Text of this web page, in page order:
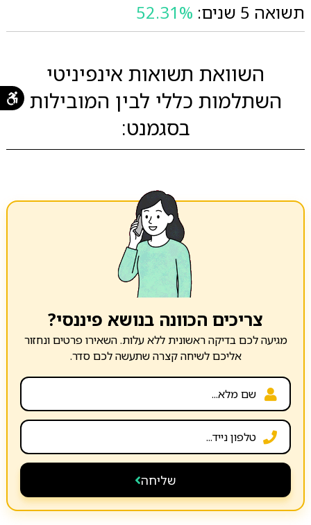
תשואה 5 שנים:
52.31%
השוואת תשואות אינפיניטי
השתלמות כללי לבין המובילות
בסגמנט:
צריכים הכוונה בנושא פיננסי?
מגיעה לכם בדיקה ראשונית ללא עלות. השאירו פרטים ונחזור
אליכם לשיחה קצרה שתעשה לכם סדר.
שליחה